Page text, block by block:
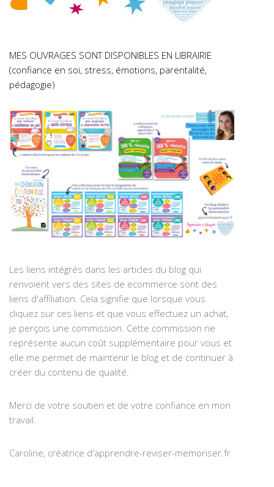
MES OUVRAGES SONT DISPONIBLES EN LIBRAIRIE
(confiance en soi, stress, émotions, parentalité,
pédagogie)
Les liens intégrés dans les articles du blog qui
renvoient vers des sites de ecommerce sont des
liens d'affiliation. Cela signifie que lorsque vous
cliquez sur ces liens et que vous effectuez un achat,
je perçois une commission. Cette commission ne
représente aucun coût supplémentaire pour vous et
elle me permet de maintenir le blog et de continuer à
créer du contenu de qualité.
Merci de votre soutien et de votre confiance en mon
travail.
Caroline, créatrice d'apprendre-reviser-memoriser.fr